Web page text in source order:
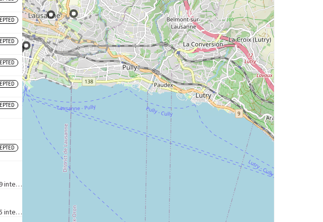
Nombre de votes9034 (8255 papier/779 internet)1. Le projet en deux lignesConstruire une penderie dans l'espace public dans laquelle déposer ou prendre des vêtements chauds en période hivernale.2. L'objectif du projetFavoriser la solidarité envers les…
Nombre de votes3971 (3616 papier/355 internet)1. Le projet en deux lignesProjet Interdisciplinaire entre apprenti.e.s qui est un cendrier avec broyeur intégré.2. L'objectif du projetL'objectif est de réduire les mégots de cigarettes au sol. Nous viso…